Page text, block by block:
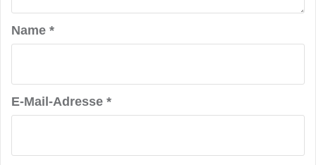
Name *
E-Mail-Adresse *